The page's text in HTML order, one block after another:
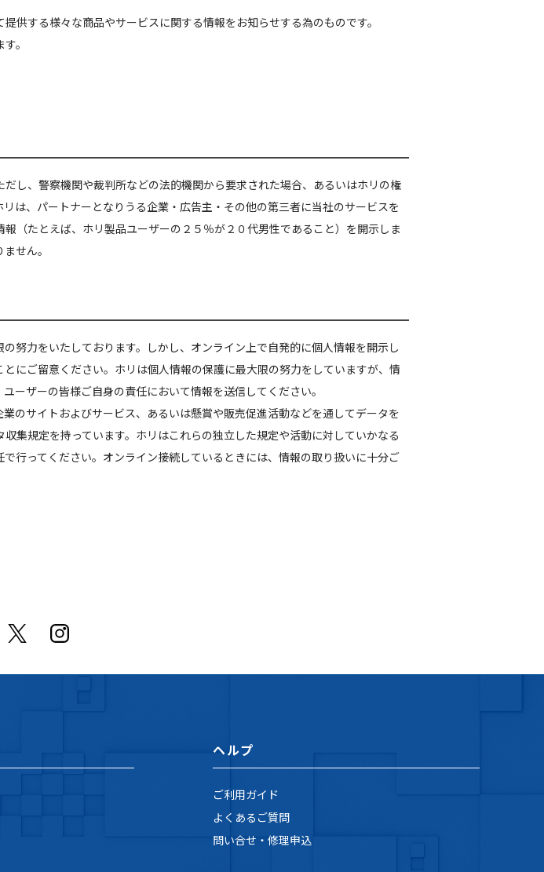
供する様々な商品やサービスに関する情報をお知らせする為のものです。
。
し、警察機関や裁判所などの法的機関から要求された場合、あるいはホリの権
は、パートナーとなりうる企業・広告主・その他の第三者に当社のサービスを
（たとえば、ホリ製品ユーザーの２５％が２０代男性であること）を開示しま
せん。
努力をいたしております。しかし、オンライン上で自発的に個人情報を開示し
にご留意ください。ホリは個人情報の保護に最大限の努力をしていますが、情
ーザーの皆様ご自身の責任において情報を送信してください。
のサイトおよびサービス、あるいは懸賞や販売促進活動などを通してデータを
集規定を持っています。ホリはこれらの独立した規定や活動に対していかなる
行ってください。オンライン接続しているときには、情報の取り扱いに十分ご
ヘルプ
ご利用ガイド
よくあるご質問
問い合せ・修理申込